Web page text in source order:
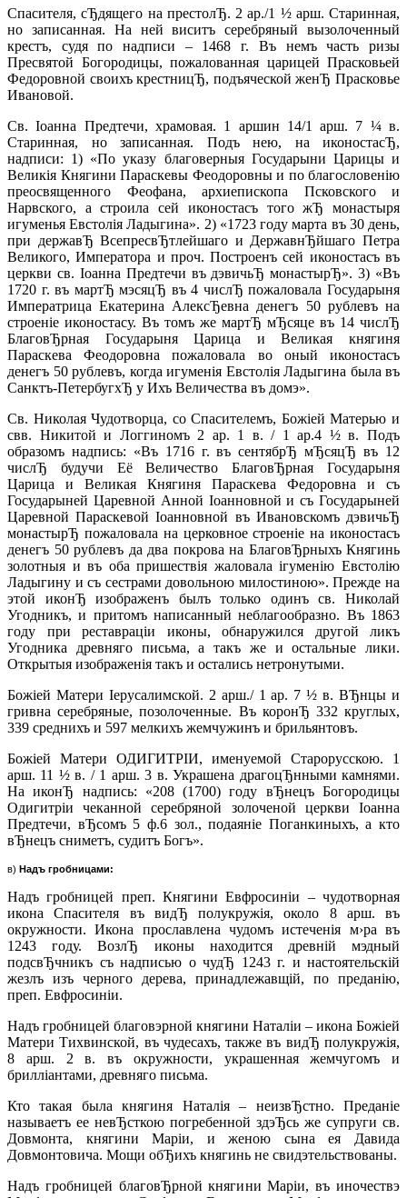
Спасителя, сЂдящего на престолЂ. 2 ар./1 ½ арш. Старинная,
но записанная. На ней виситъ серебряный вызолоченный
крестъ, судя по надписи – 1468 г. Въ немъ часть ризы
Пресвятой Богородицы, пожалованная царицей Прасковьей
Федоровной своихъ крестницЂ, подъяческой женЂ Прасковье
Ивановой.
Св. Iоанна Предтечи, храмовая. 1 аршин 14/1 арш. 7 ¼ в.
Старинная, но записанная. Подъ нею, на иконостасЂ,
надписи: 1) «По указу благоверныя Государыни Царицы и
Великiя Княгини Параскевы Феодоровны и по благословенiю
преосвященного Феофана, архиепископа Псковского и
Нарвского, а строила сей иконостасъ того жЂ монастыря
игуменья Евстолiя Ладыгина». 2) «1723 году марта въ 30 день,
при державЂ ВсепресвЂтлейшаго и ДержавнЂйшаго Петра
Великого, Императора и проч. Построенъ сей иконостасъ въ
церкви св. Iоанна Предтечи въ дэвичьЂ монастырЂ». 3) «Въ
1720 г. въ мартЂ мэсяцЂ въ 4 числЂ пожаловала Государыня
Императрица Екатерина АлексЂевна денегъ 50 рублевъ на
строенiе иконостасу. Въ томъ же мартЂ мЂсяце въ 14 числЂ
БлаговЂрная Государыня Царица и Великая княгиня
Параскева Феодоровна пожаловала во оный иконостасъ
денегъ 50 рублевъ, когда игуменiя Евстолiя Ладыгина была въ
Санктъ-ПетербугхЂ у Ихъ Величества въ домэ».
Св. Николая Чудотворца, со Спасителемъ, Божiей Матерью и
свв. Никитой и Логгиномъ 2 ар. 1 в. / 1 ар.4 ½ в. Подъ
образомъ надпись: «Въ 1716 г. въ сентябрЂ мЂсяцЂ въ 12
числЂ будучи Её Величество БлаговЂрная Государыня
Царица и Великая Княгиня Параскева Федоровна и съ
Государыней Царевной Анной Iоанновной и съ Государыней
Царевной Параскевой Iоанновной въ Ивановскомъ дэвичьЂ
монастырЂ пожаловала на церковное строенiе на иконостасъ
денегъ 50 рублевъ да два покрова на БлаговЂрныхъ Княгинь
золотныя и въ оба пришествiя жаловала iгуменiю Евстолiю
Ладыгину и съ сестрами довольною милостиною». Прежде на
этой иконЂ изображенъ былъ только одинъ св. Николай
Угодникъ, и притомъ написанный неблагообразно. Въ 1863
году при реставрацiи иконы, обнаружился другой ликъ
Угодника древняго письма, а такъ же и остальные лики.
Открытыя изображенiя такъ и остались нетронутыми.
Божiей Матери Iерусалимской. 2 арш./ 1 ар. 7 ½ в. ВЂнцы и
гривна серебряные, позолоченные. Въ коронЂ 332 круглых,
339 среднихъ и 597 мелкихъ жемчужинъ и брильянтовъ.
Божiей Матери ОДИГИТРIИ, именуемой Старорусскою. 1
арш. 11 ½ в. / 1 арш. 3 в. Украшена драгоцЂнными камнями.
На иконЂ надпись: «208 (1700) году вЂнецъ Богородицы
Одигитрiи чеканной серебряной золоченой церкви Iоанна
Предтечи, вЂcомъ 5 ф.6 зол., подаянiе Поганкиныхъ, а кто
вЂнецъ сниметъ, судитъ Богъ».
в) Надъ гробницами:
Надъ гробницей преп. Княгини Евфросинiи – чудотворная
икона Спасителя въ видЂ полукружiя, около 8 арш. въ
окружности. Икона прославлена чудомъ истеченiя м›ра въ
1243 году. ВозлЂ иконы находится древнiй мэдный
подсвЂчникъ съ надписью о чудЂ 1243 г. и настоятельскiй
жезлъ изъ черного дерева, принадлежавщiй, по преданiю,
преп. Евфросинiи.
Надъ гробницей благовэрной княгини Наталiи – икона Божiей
Матери Тихвинской, въ чудесахъ, также въ видЂ полукружiя,
8 арш. 2 в. въ окружности, украшенная жемчугомъ и
бриллiантами, древняго письма.
Кто такая была княгиня Наталiя – неизвЂстно. Преданiе
называетъ ее невЂсткою погребенной здэЂсь же супруги св.
Довмонта, княгини Марiи, и женою сына ея Давида
Довмонтовича. Мощи обЂихъ княгинь не свидэтельствованы.
Надъ гробницей благовЂрной княгини Марiи, въ иночествэ